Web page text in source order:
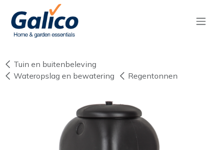
Overslaan naar inhoud
Tuin en buitenbeleving
Wateropslag en bewatering
Regentonnen